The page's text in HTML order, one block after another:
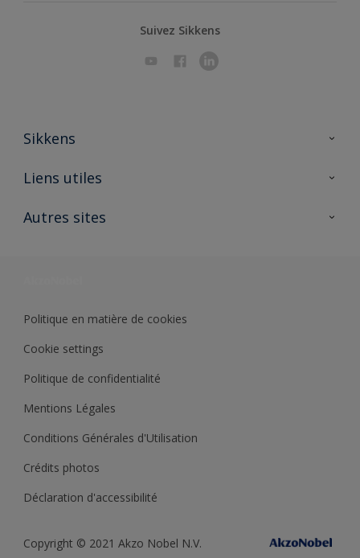
Suivez Sikkens
Sikkens
A propos de Sikkens
Liens utiles
Ouvrir un magasin PASS
Autres sites
Politique en matière de cookies
Cookie settings
Politique de confidentialité
Mentions Légales
Conditions Générales d'Utilisation
Crédits photos
Déclaration d'accessibilité
Copyright © 2021 Akzo Nobel N.V.